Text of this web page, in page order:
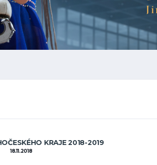
KRAJE 2018-2019
18.11.2018